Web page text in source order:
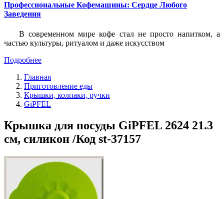
Профессиональные Кофемашины: Сердце Любого
Заведения
В современном мире кофе стал не просто напитком, а
частью культуры, ритуалом и даже искусством
Подробнее
Главная
Приготовление еды
Крышки, колпаки, ручки
GiPFEL
Крышка для посуды GiPFEL 2624 21.3
см, силикон /Код st-37157